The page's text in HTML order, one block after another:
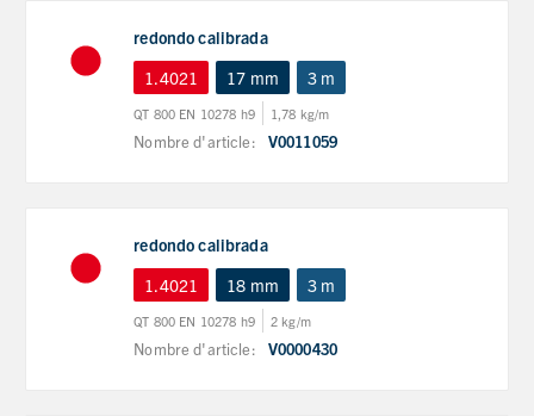
redondo calibrada
1.4021
17 mm 3 m
QT 800 EN 10278 h9 1,78 kg/m
Nombre d'article: V0011059
redondo calibrada
1.4021
18 mm 3 m
QT 800 EN 10278 h9 2 kg/m
Nombre d'article: V0000430